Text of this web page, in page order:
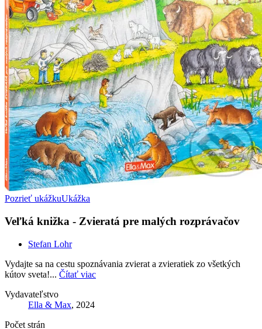
Pozrieť ukážkuUkážka
Veľká knižka - Zvieratá pre malých rozprávačov
Stefan Lohr
Vydajte sa na cestu spoznávania zvierat a zvieratiek zo všetkých
kútov sveta!... Čítať viac
Vydavateľstvo
Ella & Max, 2024
Počet strán